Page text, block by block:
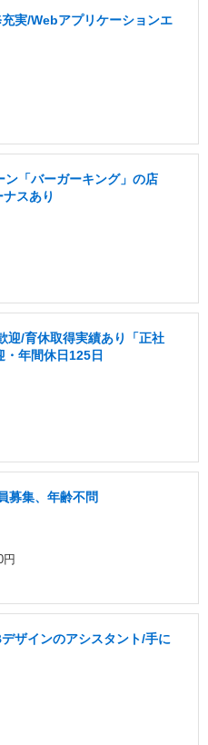
実/Webアプリケーションエ
「バーガーキング」の店
スあり
迎/育休取得実績あり「正社
・年間休日125日
募集、年齢不問
円
ザインのアシスタント/手に